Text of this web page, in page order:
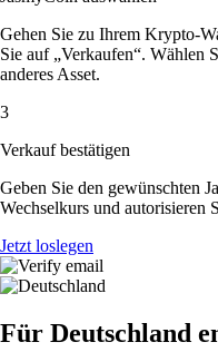
Gehen Sie zu Ihrem Krypto-
Sie auf „Verkaufen“. Wählen
anderes Asset.
3
Verkauf bestätigen
Geben Sie den gewünschten
Wechselkurs und autorisieren
Jetzt loslegen
Für Deutschland